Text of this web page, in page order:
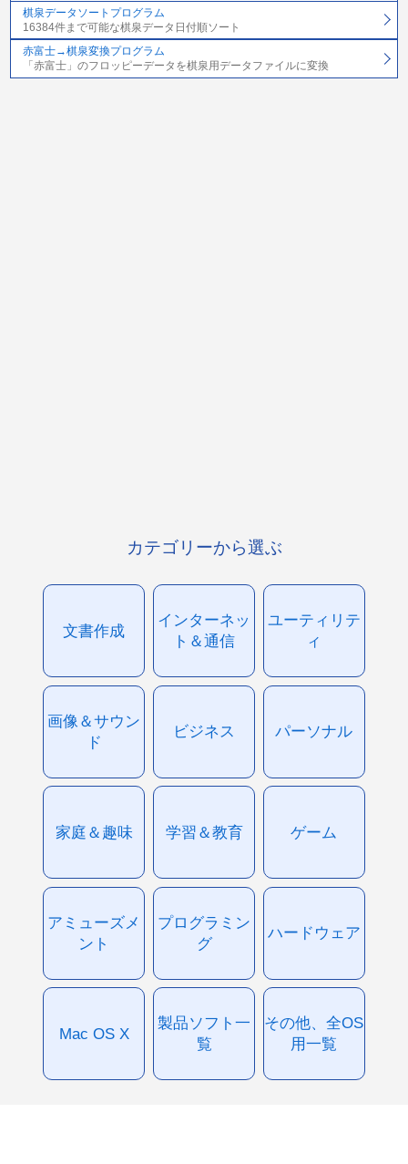
棋泉データソートプログラム
16384件まで可能な棋泉データ日付順ソート
赤富士→棋泉変換プログラム
「赤富士」のフロッピーデータを棋泉用データファイルに変換
カテゴリーから選ぶ
文書作成
インターネッ
ト＆通信
ユーティリテ
ィ
画像＆サウン
ド
ビジネス パーソナル
家庭＆趣味 学習＆教育 ゲーム
アミューズメ
ント
プログラミン
グ
ハードウェア
Mac OS X
製品ソフト一
覧
その他、全OS
用一覧